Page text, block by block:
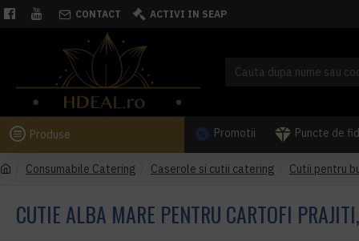
CONTACT ACTIVI IN SEAP
Produse Promotii Puncte de
Consumabile Catering Caserole si cutii catering Cutii pentru
CUTIE ALBA MARE PENTRU CARTOFI